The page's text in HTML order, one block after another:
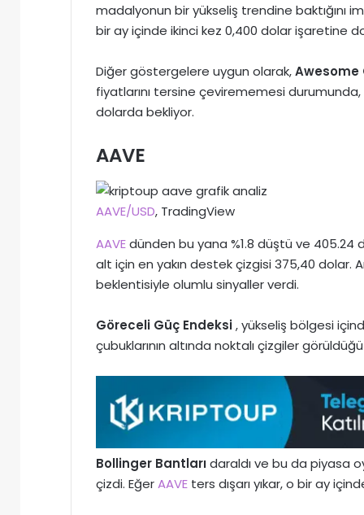
madalyonun bir yükseliş trendine baktığını
bir ay içinde ikinci kez 0,400 dolar işaretine
Diğer göstergelere uygun olarak,Awesome
fiyatlarını tersine çevirememesi durumunda,
dolarda bekliyor.
AAVE
AAVE/USD, TradingView
AAVEdünden bu yana %1.8 düştü ve 405.24
alt için en yakın destek çizgisi 375,40 dolar.
beklentisiyle olumlu sinyaller verdi.
Göreceli Güç Endeksi, yükseliş bölgesi
çubuklarının altında noktalı çizgiler
Bollinger Bantlarıdaraldı ve bu da piyasa
çizdi. EğerAAVE ters dışarı yıkar, o bir ay